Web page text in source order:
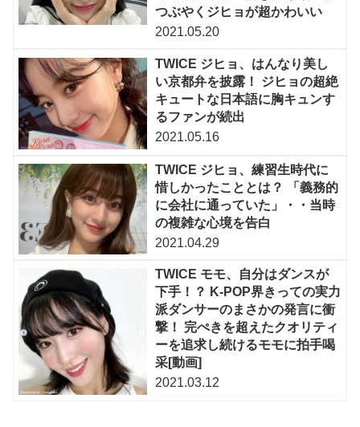
つぶやくジヒョが超かわいい
2021.05.20
TWICE ジヒョ、はんなり美し
い京都弁を披露！ ジヒョの超絶
キュートな日本語に胸キュンす
るファンが続出
2021.05.16
TWICE ジヒョ、練習生時代に
惜しかったこととは？ 「義務的
に会社に通っていた」・・当時
の複雑な心境を告白
2021.04.29
TWICE モモ、自分はダンスが
下手！？ K-POP界きっての実力
派ダンサーのまさかの発言に衝
撃！ 完ぺきを超えたクオリティ
ーを追求し続けるモモに拍手喝
采[動画]
2021.03.12